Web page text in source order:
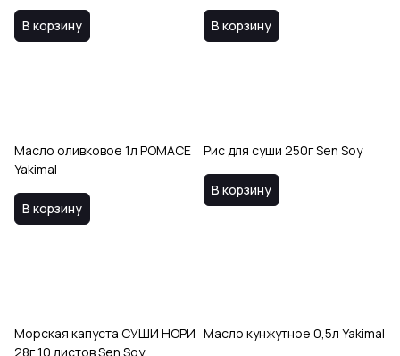
В корзину В корзину
Масло оливковое 1л POMACE
Yakimal
В корзину
Рис для суши 250г Sen Soy
В корзину
Морская капуста СУШИ НОРИ
28г 10 листов Sen Soy
Масло кунжутное 0,5л Yakimal